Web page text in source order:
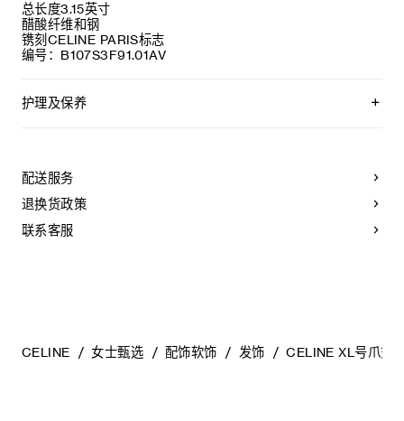
总长度3.15英寸
醋酸纤维和钢
镌刻CELINE PARIS标志
编号：B107S3F91.01AV
护理及保养
手镯，以避免氧化。具有弹簧功能的部件不得接触海水或腐蚀
性化学物质。所有珠宝均不含镍。
配送服务
退换货政策
联系客服
CELINE 女士甄选 配饰软饰 发饰 CELINE XL号爪式